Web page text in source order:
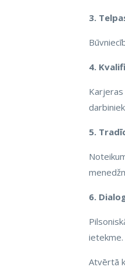
3.
4.
5.
6.
ietekme.
Atvērtā